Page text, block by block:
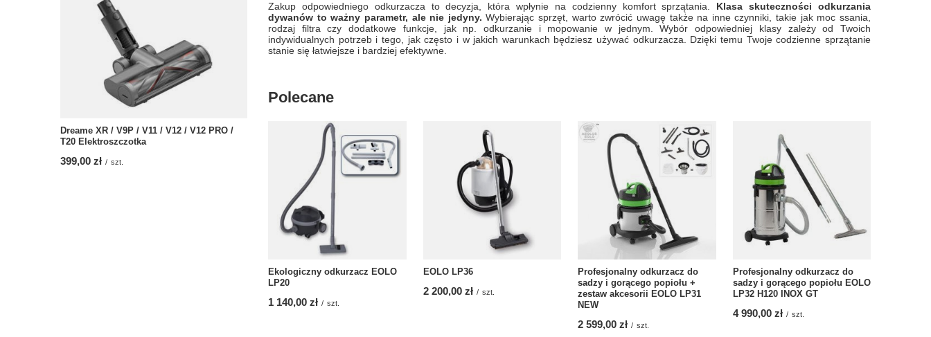
Dreame XR / V9P / V11 / V12 / V12 PRO /
T20 Elektroszczotka
399,00 zł / szt.
Zakup odpowiedniego odkurzacza to decyzja, która wpłynie na codzienny komfort sprzątania. Klasa skuteczności odkurzania
dywanów to ważny parametr, ale nie jedyny. Wybierając sprzęt, warto zwrócić uwagę także na inne czynniki, takie jak moc ssania,
rodzaj filtra czy dodatkowe funkcje, jak np. odkurzanie i mopowanie w jednym. Wybór odpowiedniej klasy zależy od Twoich
indywidualnych potrzeb i tego, jak często i w jakich warunkach będziesz używać odkurzacza. Dzięki temu Twoje codzienne sprzątanie
stanie się łatwiejsze i bardziej efektywne.
Polecane
Ekologiczny odkurzacz EOLO
LP20
1 140,00 zł / szt.
EOLO LP36
2 200,00 zł / szt.
Profesjonalny odkurzacz do
sadzy i gorącego popiołu +
zestaw akcesorii EOLO LP31
NEW
2 599,00 zł / szt.
Profesjonalny odkurzacz do
sadzy i gorącego popiołu EOLO
LP32 H120 INOX GT
4 990,00 zł / szt.